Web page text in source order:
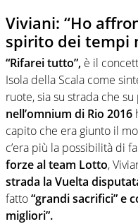
Viviani: “Ho
spirito dei tempi
“Rifarei tutto”, è il
Isola della Scala come
ruote, sia su strada che su
nell’omnium di Rio 2016
capito che era giunto il
c’era più la possibilità di
forze al team Lotto,
strada la Vuelta
fatto“grandi sacrifici” e
migliori”.